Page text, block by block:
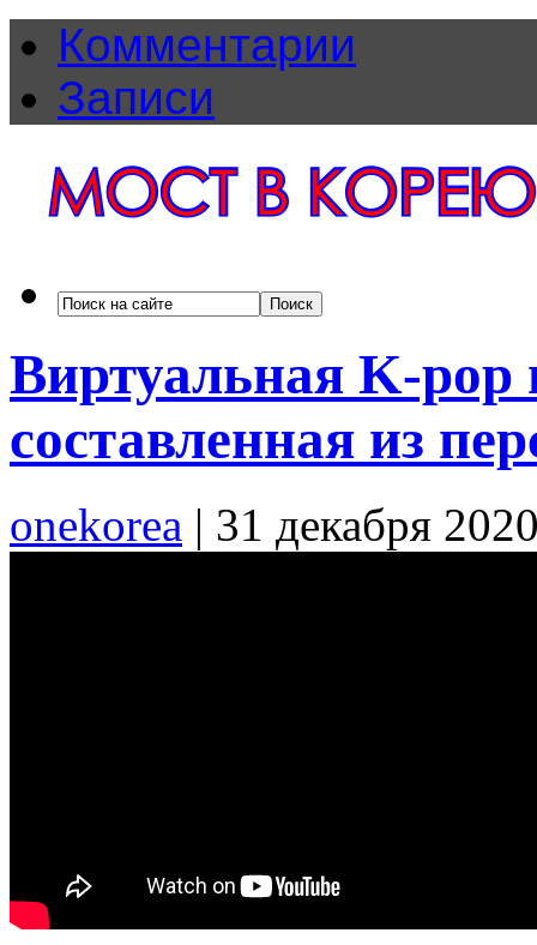
Комментарии
Записи
Виртуальная K-pop
составленная из
onekorea | 31 декабря